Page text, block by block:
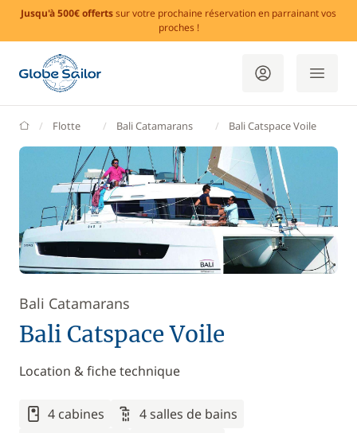
Jusqu'à 500€ offertssur votre prochaine réservation en parrainant vos
proches !
GlobeSailor
Flotte Bali Catamarans Bali Catspace Voile
Bali Catamarans
Bali Catspace Voile
Location & fiche technique
4 cabines
4 salles de bains